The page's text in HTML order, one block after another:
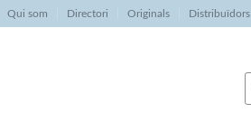
Qui som Directori Originals Distribuïdors